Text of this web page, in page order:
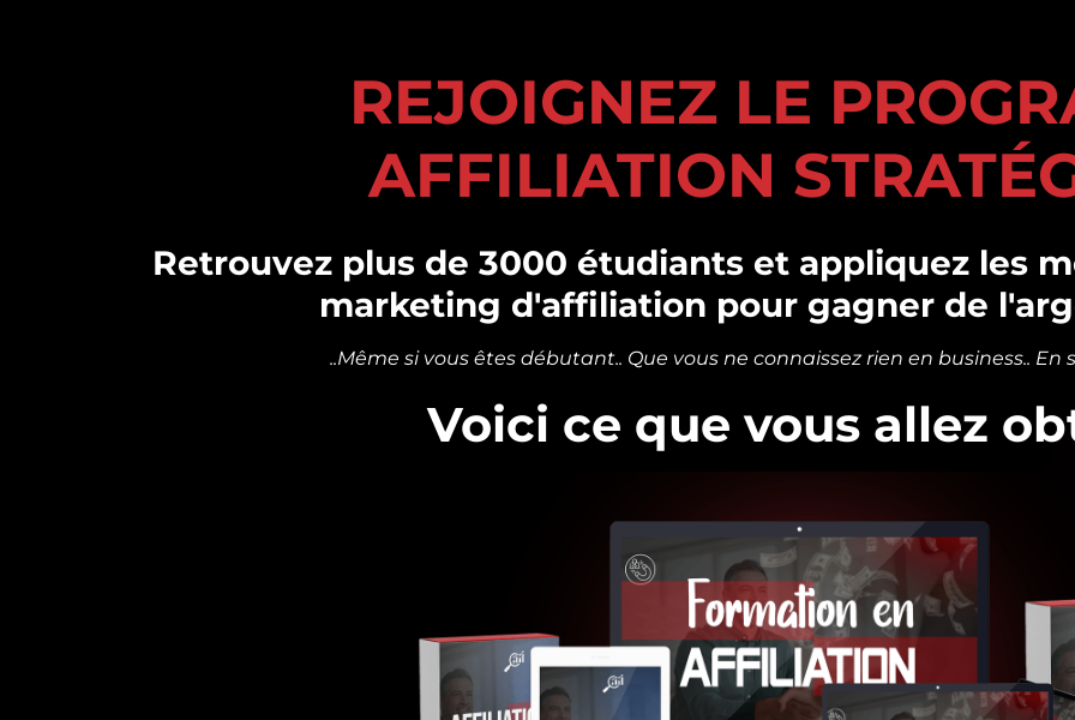
REJOIGNEZ LE
AFFILIATION
Retrouvez plus de 3000 étudiants et appliquez les
marketing d'affiliation pour gagner de
..Même si vous êtes débutant.. Que vous ne connaissez rien en business..
Voici ce que vous allez